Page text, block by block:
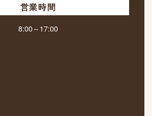
営業時間
8:00～17:00